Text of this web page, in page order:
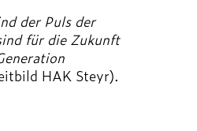
der Puls der
für die Zukunft
HAK Steyr).